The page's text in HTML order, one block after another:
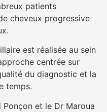
patients
cheveux progressive
est réalisée au sein
centrée sur
du diagnostic et la
temps.
Ponçon et le Dr Maroua